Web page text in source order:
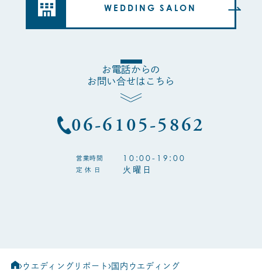
WEDDING SALON
お電話からの
お問い合せはこちら
06-6105-5862
営業時間 10:00-19:00
定 休 日 火曜日
ウエディングリポート 国内ウエディング